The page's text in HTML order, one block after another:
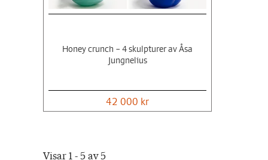
Honey crunch – 4 skulpturer av Åsa
Jungnelius
42 000 kr
Visar 1 - 5 av 5